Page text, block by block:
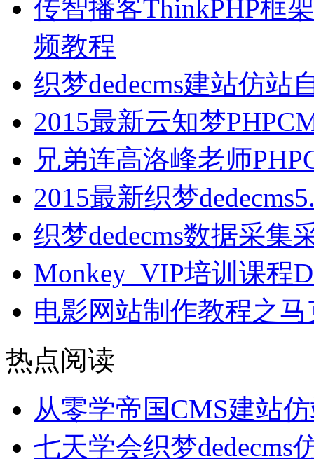
传智播客ThinkPHP框
频教程
织梦dedecms建站仿站
2015最新云知梦
兄弟连高洛峰老师
2015最新织梦
织梦dedecms数据采集
Monkey_VIP培训课程
电影网站制作教程之
热点阅读
从零学帝国CMS建站
七天学会织梦dedecms